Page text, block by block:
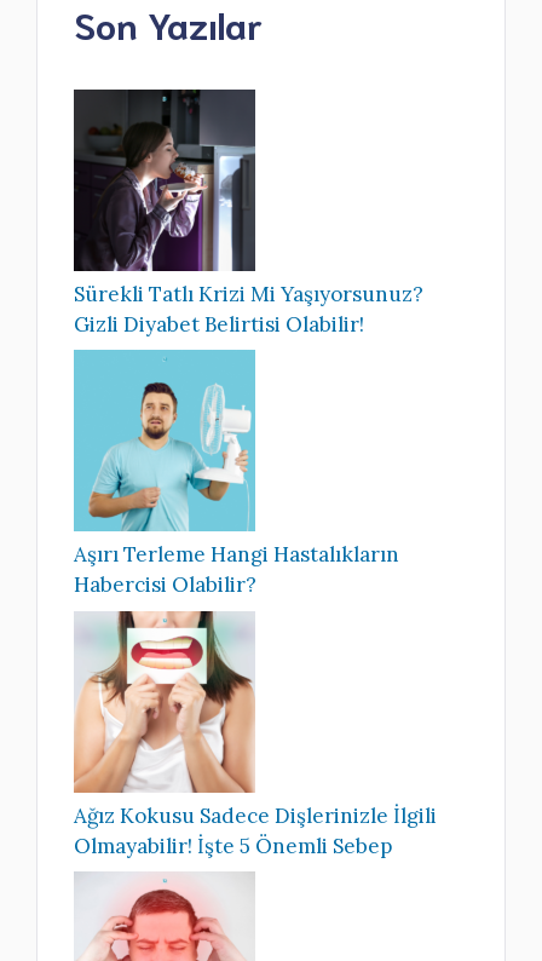
Son Yazılar
Sürekli Tatlı Krizi Mi Yaşıyorsunuz?
Gizli Diyabet Belirtisi Olabilir!
Aşırı Terleme Hangi Hastalıkların
Habercisi Olabilir?
Ağız Kokusu Sadece Dişlerinizle İlgili
Olmayabilir! İşte 5 Önemli Sebep